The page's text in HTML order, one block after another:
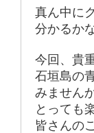
真ん中に
分かるか
今回、貴
石垣島の
みません
とっても
皆さんの